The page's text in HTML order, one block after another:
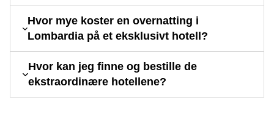
Hvor mye koster en overnatting i
Lombardia på et eksklusivt hotell?
Hvor kan jeg finne og bestille de
ekstraordinære hotellene?